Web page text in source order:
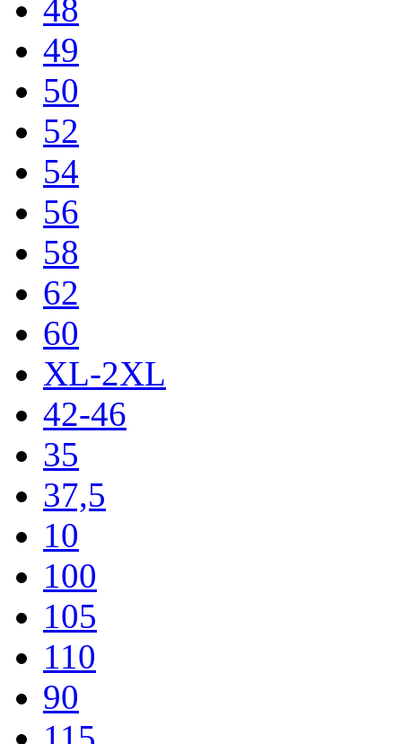
48
49
50
52
54
56
58
62
60
XL-2XL
42-46
35
37,5
10
100
105
110
90